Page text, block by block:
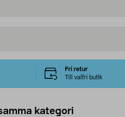
Fri retur
Till valfri butik
kategori